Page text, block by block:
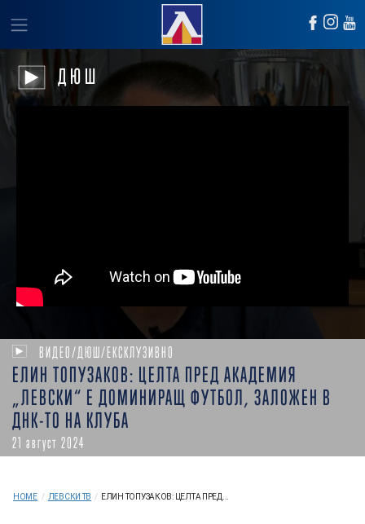
ДЮШ
ВИДЕО/ДЮШ/ЕКСКЛУЗИВНО
ЕЛИН ТОПУЗАКОВ: ЦЕЛТА ПРЕД АКАДЕМИЯ
„ЛЕВСКИ“ Е ДОМИНИРАЩ ФУТБОЛ, ЗАЛОЖЕН В
ДНК-ТО НА КЛУБА
21 август 2024
HOME / ЛЕВСКИ ТВ / ЕЛИН ТОПУЗАКОВ: ЦЕЛТА ПРЕД...